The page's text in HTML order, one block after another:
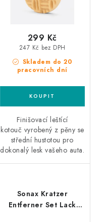
Skladem do 20
pracovních dní
247 Kč bez DPH
299 Kč
Finišovací leštící
kotouč vyrobený z pěny se
střední hustotou pro
dokonalý lesk vašeho auta.
Sonax Kratzer
Entferner Set Lack